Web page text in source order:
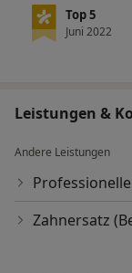
Top 5
Juni 2022
Leistungen &
Andere Leistungen
Zahnersatz